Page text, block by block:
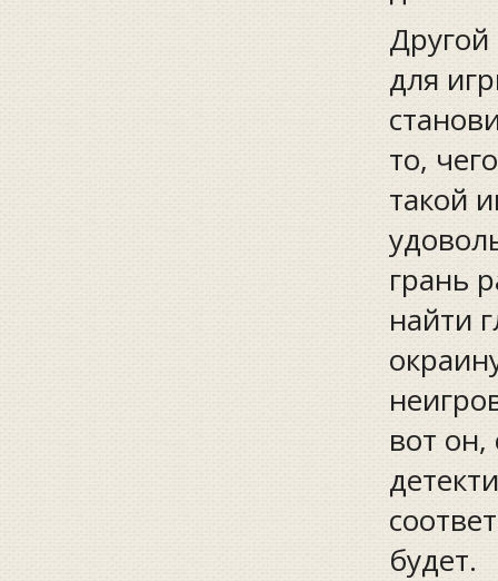
для
то,
такой
грань
найти
вот он,
будет.